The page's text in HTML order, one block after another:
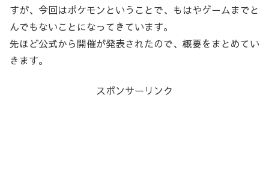
すが、今回はポケモンということで、もはやゲームまでと
んでもないことになってきています。
先ほど公式から開催が発表されたので、概要をまとめてい
きます。
スポンサーリンク